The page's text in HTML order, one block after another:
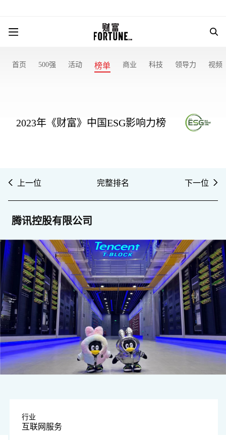
首页 500强 活动 榜单 商业 科技 领导力 视频
2023年《财富》中国ESG影响力榜
上一位 完整排名 下一位
腾讯控股有限公司
行业
互联网服务